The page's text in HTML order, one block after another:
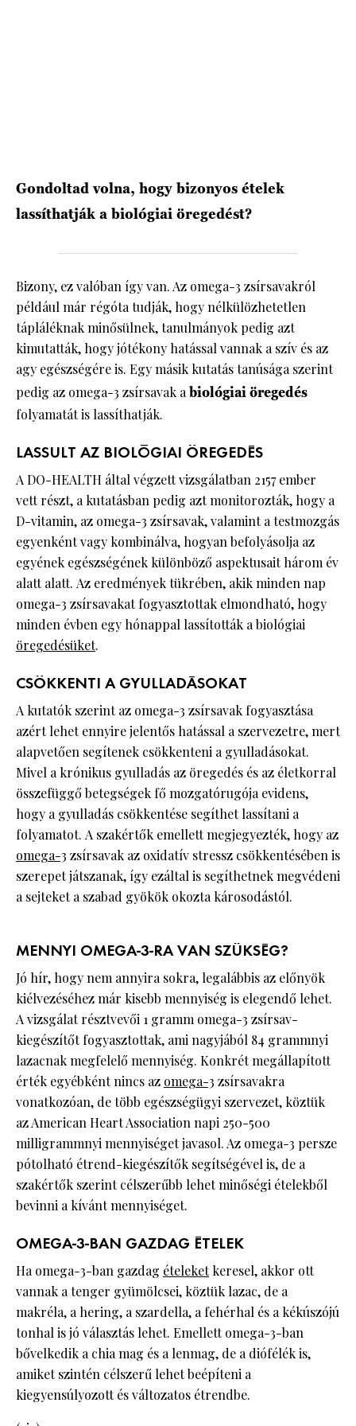
Gondoltad volna, hogy bizonyos ételek
lassíthatják a biológiai öregedést?
Bizony, ez valóban így van. Az omega-3 zsírsavakról
például már régóta tudják, hogy nélkülözhetetlen
tápláléknak minősülnek, tanulmányok pedig azt
kimutatták, hogy jótékony hatással vannak a szív és az
agy egészségére is. Egy másik kutatás tanúsága szerint
pedig az omega-3 zsírsavak abiológiai öregedés
folyamatát is lassíthatják.
LASSULT AZ BIOLÓGIAI ÖREGEDÉS
A DO-HEALTH által végzett vizsgálatban 2157 ember
vett részt, a kutatásban pedig azt monitorozták, hogy a
D-vitamin, az omega-3 zsírsavak, valamint a testmozgás
egyenként vagy kombinálva, hogyan befolyásolja az
egyének egészségének különböző aspektusait három év
alatt alatt. Az eredmények tükrében, akik minden nap
omega-3 zsírsavakat fogyasztottak elmondható, hogy
minden évben egy hónappal lassították a biológiai
öregedésüket.
CSÖKKENTI A GYULLADÁSOKAT
A kutatók szerint az omega-3 zsírsavak fogyasztása
azért lehet ennyire jelentős hatással a szervezetre, mert
alapvetően segítenek csökkenteni a gyulladásokat.
Mivel a krónikus gyulladás az öregedés és az életkorral
összefüggő betegségek fő mozgatórugója evidens,
hogy a gyulladás csökkentése segíthet lassítani a
folyamatot. A szakértők emellett megjegyezték, hogy az
omega-3 zsírsavak az oxidatív stressz csökkentésében is
szerepet játszanak, így ezáltal is segíthetnek megvédeni
a sejteket a szabad gyökök okozta károsodástól.
MENNYI OMEGA-3-RA VAN SZÜKSÉG?
Jó hír, hogy nem annyira sokra, legalábbis az előnyök
kiélvezéséhez már kisebb mennyiség is elegendő lehet.
A vizsgálat résztvevői 1 gramm omega-3 zsírsav-
kiegészítőt fogyasztottak, ami nagyjából 84 grammnyi
lazacnak megfelelő mennyiség. Konkrét megállapított
érték egyébként nincs az omega-3 zsírsavakra
vonatkozóan, de több egészségügyi szervezet, köztük
az American Heart Association napi 250-500
milligrammnyi mennyiséget javasol. Az omega-3 persze
pótolható étrend-kiegészítők segítségével is, de a
szakértők szerint célszerűbb lehet minőségi ételekből
bevinni a kívánt mennyiséget.
OMEGA-3-BAN GAZDAG ÉTELEK
Ha omega-3-ban gazdag ételeketkeresel, akkor ott
vannak a tenger gyümölcsei, köztük lazac, de a
makréla, a hering, a szardella, a fehérhal és a kékúszójú
tonhal is jó választás lehet. Emellett omega-3-ban
bővelkedik a chia mag és a lenmag, de a diófélék is,
amiket szintén célszerű lehet beépíteni a
kiegyensúlyozott és változatos étrendbe.